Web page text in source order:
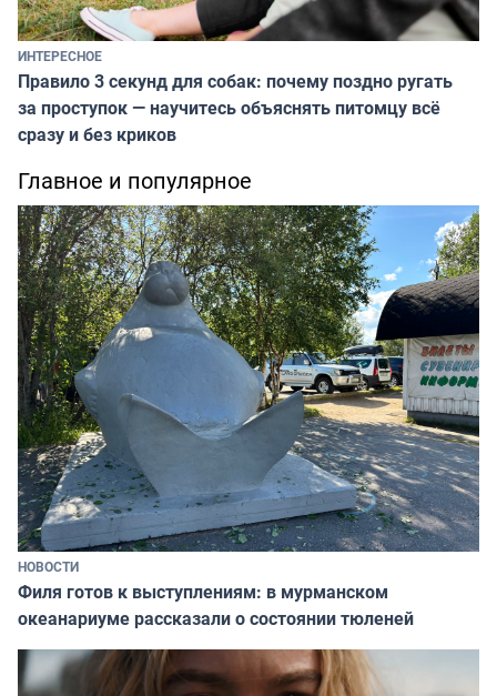
ИНТЕРЕСНОЕ
Правило 3 секунд для собак: почему поздно ругать
за проступок — научитесь объяснять питомцу всё
сразу и без криков
Главное и популярное
НОВОСТИ
Филя готов к выступлениям: в мурманском
океанариуме рассказали о состоянии тюленей